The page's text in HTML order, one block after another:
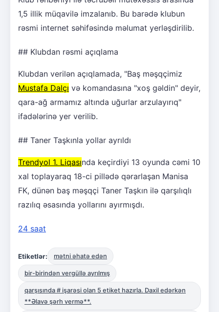
1,5 illik müqavilə imzalanıb. Bu barədə klubun
rəsmi internet səhifəsində məlumat yerləşdirilib.
## Klubdan rəsmi açıqlama
Klubdan verilən açıqlamada, "Baş məşqçimiz
Mustafa Dalçı və komandasına "xoş gəldin" deyir,
qara-ağ armamız altında uğurlar arzulayırıq"
ifadələrinə yer verilib.
## Taner Taşkınla yollar ayrıldı
Trendyol 1. Liqasında keçirdiyi 13 oyunda cəmi 10
xal toplayaraq 18-ci pillədə qərarlaşan Manisa
FK, dünən baş məşqçi Taner Taşkın ilə qarşılıqlı
razılıq əsasında yollarını ayırmışdı.
24 saat
Etiketlər: mətni əhatə edən
bir-birindən vergüllə ayrılmış
qarşısında # işarəsi olan 5 etiket hazırla. Daxil edərkən
**Əlavə şərh vermə**.